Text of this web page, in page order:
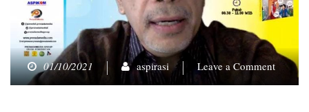
01/10/2021 aspirasi Leave a Commenton